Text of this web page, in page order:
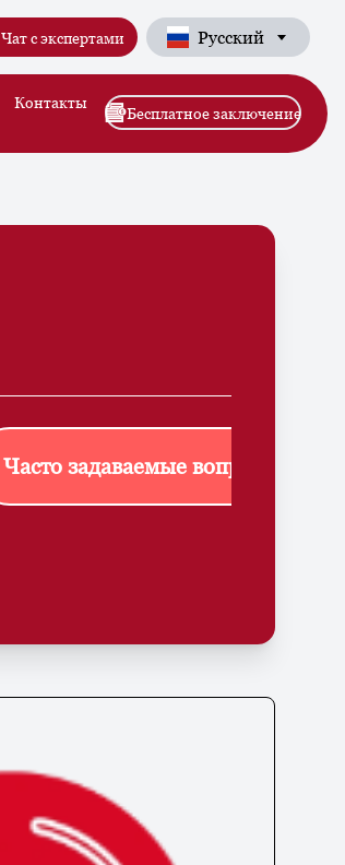
Чат с экспертами Русский
Контакты
Бесплатное заключение
Часто задаваемые вопросы